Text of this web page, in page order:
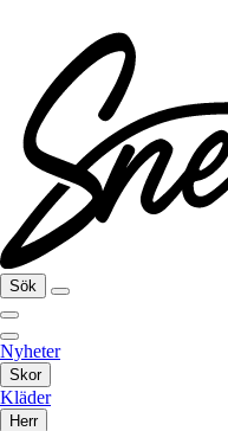
Sök
Nyheter
Skor
Kläder
Herr